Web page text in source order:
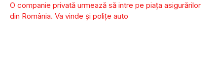
O companie privată urmează să intre pe piaţa asigurărilor
din România. Va vinde și polițe auto